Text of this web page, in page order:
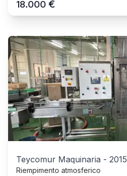
18.000 €
Teycomur Maquinaria - 2015
Riempimento atmosferico